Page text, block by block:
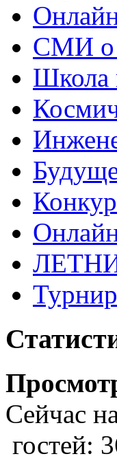
СМИ о
Школа
Сейчас
гостей: